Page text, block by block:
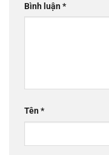
Bình luận*
Tên*